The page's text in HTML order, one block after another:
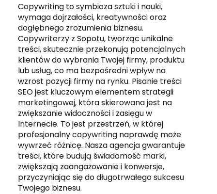
Copywriting to symbioza sztuki i nauki,
wymaga dojrzałości, kreatywności oraz
dogłębnego zrozumienia biznesu.
Copywriterzy z Sopotu, tworząc unikalne
treści, skutecznie przekonują potencjalnych
klientów do wybrania Twojej firmy, produktu
lub usług, co ma bezpośredni wpływ na
wzrost pozycji firmy na rynku. Pisanie treści
SEO jest kluczowym elementem strategii
marketingowej, która skierowana jest na
zwiększanie widoczności i zasięgu w
Internecie. To jest przestrzeń, w której
profesjonalny copywriting naprawdę może
wywrzeć różnicę. Nasza agencja gwarantuje
treści, które budują świadomość marki,
zwiększają zaangażowanie i konwersje,
przyczyniając się do długotrwałego sukcesu
Twojego biznesu.